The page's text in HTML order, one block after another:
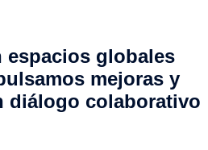
espacios globales
mejoras y
diálogo colaborativo